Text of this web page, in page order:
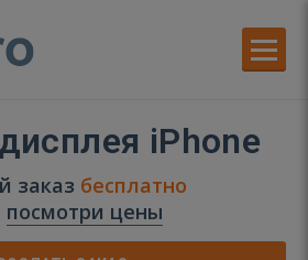
iPhone
заказ бесплатно
посмотри цены